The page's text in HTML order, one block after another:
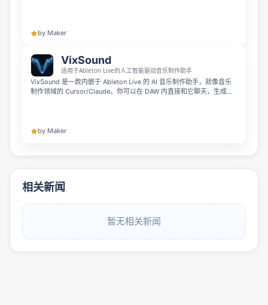
by Maker
VixSound
适用于Ableton Live的人工智能驱动音乐制作助手
VixSound 是一款内嵌于 Ableton Live 的 AI 音乐制作助手，就像音乐
制作领域的 Cursor/Claude。你可以在 DAW 内直接和它聊天，生成旋
所有套餐都提供 7 天免费试用。
by Maker
相关新闻
暂无相关新闻